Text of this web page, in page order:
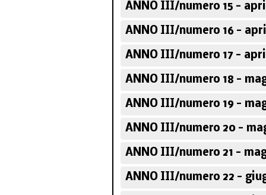
ANNO III/numero 15 -
ANNO III/numero 16 -
ANNO III/numero 17 -
ANNO III/numero 18 -
ANNO III/numero 19 -
ANNO III/numero 20 -
ANNO III/numero 21 -
ANNO III/numero 22 -